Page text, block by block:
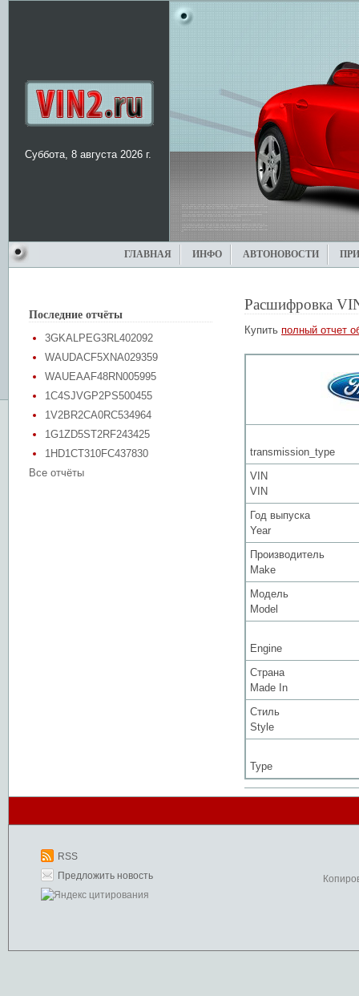
Суббота, 8 августа 2026 г.
ГЛАВНАЯ ИНФО АВТОНОВОСТИ
Последние отчёты
3GKALPEG3RL402092
WAUDACF5XNA029359
WAUEAAF48RN005995
1C4SJVGP2PS500455
1V2BR2CA0RC534964
1G1ZD5ST2RF243425
1HD1CT310FC437830
Все отчёты
Расшифровка
Купить полный отчет
transmission_type
VIN
VIN
Год выпуска
Year
Производитель
Make
Модель
Model
Engine
Страна
Made In
Стиль
Style
Type
RSS
Предложить новость